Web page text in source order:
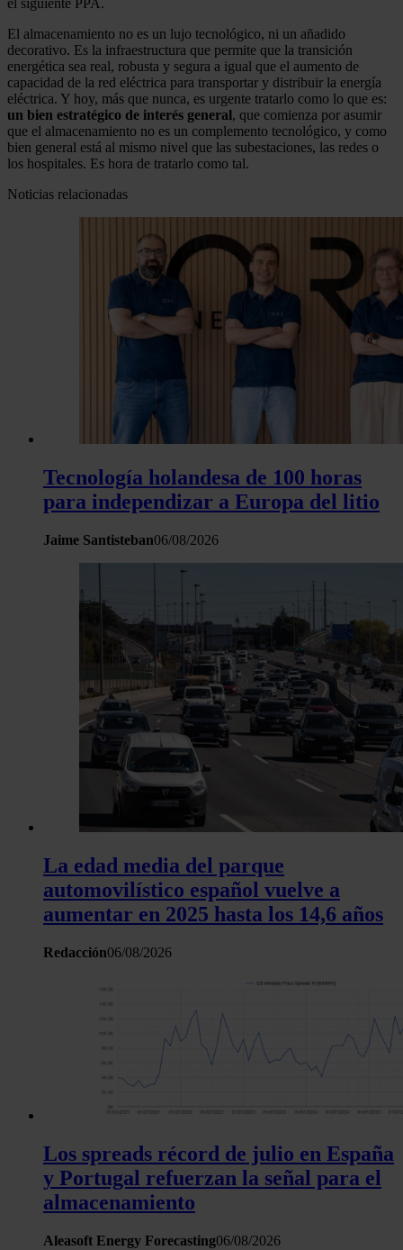
el siguiente PPA.
El almacenamiento no es un lujo tecnológico, ni un añadido
decorativo. Es la infraestructura que permite que la transición
energética sea real, robusta y segura a igual que el aumento de
capacidad de la red eléctrica para transportar y distribuir la energía
eléctrica. Y hoy, más que nunca, es urgente tratarlo como lo que es:
un bien estratégico de interés general, que comienza por asumir
que el almacenamiento no es un complemento tecnológico, y como
bien general está al mismo nivel que las subestaciones, las redes o
los hospitales. Es hora de tratarlo como tal.
Noticias relacionadas
Tecnología holandesa de 100 horas
para independizar a Europa del litio
Jaime Santisteban06/08/2026
La edad media del parque
automovilístico español vuelve a
aumentar en 2025 hasta los 14,6 años
Redacción06/08/2026
Los spreads récord de julio en España
y Portugal refuerzan la señal para el
almacenamiento
Aleasoft Energy Forecasting06/08/2026